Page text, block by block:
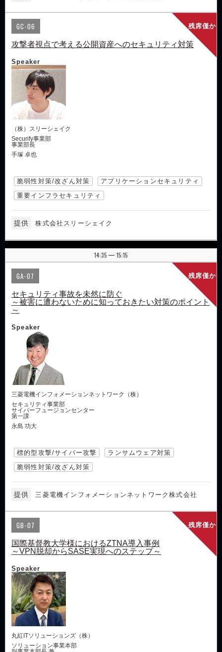
残席僅か
GC-06
攻撃者視点で考える公開資産へのセキュリティ対策
Speaker
（株）スリーシェイク
Securify事業部
事業部長
手塚 卓也
脆弱性対策/改ざん対策
アプリケーションセキュリティ
重要インフラセキュリティ
提供 株式会社スリーシェイク
14:35 | 15:15
残席僅か
GA-07
セキュリティ事故を未然に防ぐ
～被害に遭わないために知っておきたい対策のポイント
～
Speaker
三菱電機インフォメーションネットワーク（株）
セキュリティ事業部
サイバーフュージョンセンター
第一課
永島 功大
標的型攻撃/サイバー攻撃
ランサムウェア対策
脆弱性対策/改ざん対策
提供 三菱電機インフォメーションネットワーク株式会社
残席僅か
GB-07
国際基督教大学様におけるZTNA導入事例
～VPN脱却からSASE実現へのステップ～
Speaker
丸紅ITソリューションズ（株）
ソリューション事業本部